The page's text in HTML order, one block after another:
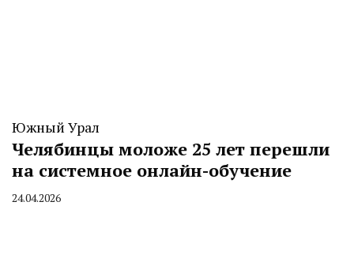
Южный Урал
Челябинцы моложе 25 лет перешли
на системное онлайн-обучение
By
24.04.2026